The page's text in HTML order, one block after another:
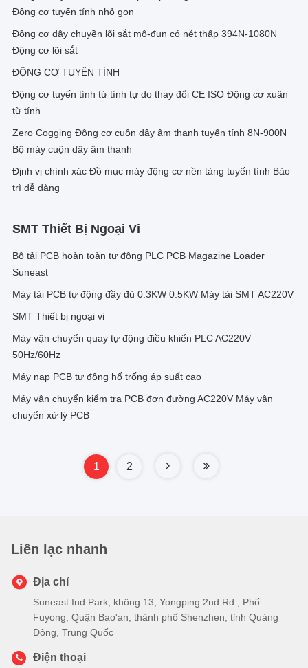
Động cơ tuyến tính nhỏ gọn
Động cơ dây chuyền lõi sắt mô-đun có nét thấp 394N-1080N
Động cơ lõi sắt
ĐỘNG CƠ TUYẾN TÍNH
Động cơ tuyến tính từ tính tự do thay đổi CE ISO Động cơ xuân
từ tính
Zero Cogging Động cơ cuộn dây âm thanh tuyến tính 8N-900N
Bộ máy cuộn dây âm thanh
Định vị chính xác Đồ mục máy động cơ nền tảng tuyến tính Bảo
trì dễ dàng
SMT Thiết Bị Ngoại Vi
Bộ tải PCB hoàn toàn tự động PLC PCB Magazine Loader
Suneast
Máy tải PCB tự động đầy đủ 0.3KW 0.5KW Máy tải SMT AC220V
SMT Thiết bị ngoại vi
Máy vận chuyển quay tự động điều khiển PLC AC220V
50Hz/60Hz
Máy nạp PCB tự động hố trống áp suất cao
Máy vận chuyển kiểm tra PCB đơn đường AC220V Máy vận
chuyển xử lý PCB
1 2
Liên lạc nhanh
Địa chỉ
Suneast Ind.Park, không.13, Yongping 2nd Rd., Phố
Fuyong, Quận Bao'an, thành phố Shenzhen, tỉnh Quảng
Đông, Trung Quốc
Điện thoại